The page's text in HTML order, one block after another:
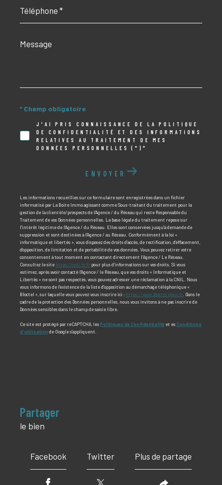
*
Message
*
J'AI PRIS CONNAISSANCE DE LA POLITIQUE
DE CONFIDENTIALITÉ ET DES INFORMATIONS
RELATIVES AU TRAITEMENT DE MES
DONNÉES PERSONNELLES (*)*
* Champ obligatoire
ENVOYER
Les informations recueillies sur ce formulaire sont enregistrées dans un fichier
informatisé par La Boite Immo agissant comme Sous-traitant du traitement pour la
gestion de la clientèle/prospects de l'Agence / du Réseau qui reste Responsable du
Traitement de vos Données personnelles. La base légale du traitement repose sur
l'intérêt légitime de l'Agence / du Réseau. Elles sont conservées jusqu'à demande de
suppression et sont destinées à l'Agence / au Réseau. Conformément à la loi «
informatique et libertés », vous disposez des droits d’accès, de rectification, d’effacement,
d’opposition, de limitation et de portabilité de vos données. Vous pouvez retirer votre
consentement à tout moment en contactant directement l’Agence / Le Réseau.
Consultez le site https://cnil.fr/fr pour plus d’informations sur vos droits. Si vous
estimez, après avoir contacté l'Agence / le Réseau, que vos droits « Informatique et
Libertés » ne sont pas respectés, vous pouvez adresser une réclamation à la CNIL. Nous
vous informons de l’existence de la liste d'opposition au démarchage téléphonique «
Bloctel », sur laquelle vous pouvez vous inscrire ici : https://www.bloctel.gouv.fr . Dans le
cadre de la protection des Données personnelles, nous vous invitons à ne pas inscrire de
Données sensibles dans le champ de saisie libre.
Ce site est protégé par reCAPTCHA, les Politiques de Confidentialité et es Conditions
d'utilisation de Google s'appliquent.
partager
le bien
Facebook Twitter Plus de partage